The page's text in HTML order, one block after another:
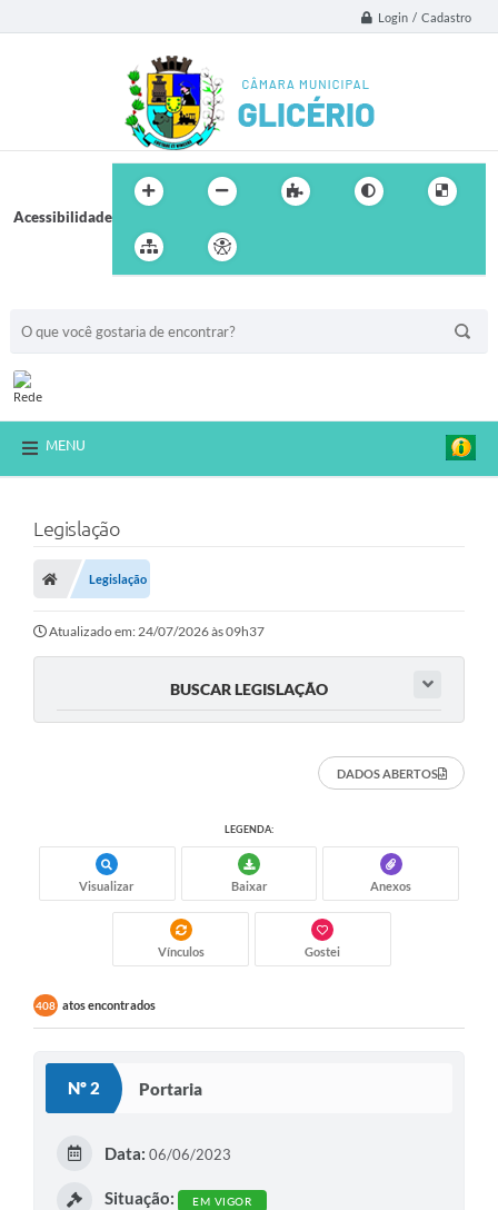
Login / Cadastro
Acessibilidade
MENU
Legislação
Legislação
Atualizado em: 24/07/2026 às 09h37
BUSCAR LEGISLAÇÃO
DADOS ABERTOS
LEGENDA:
Visualizar Baixar Anexos
Vínculos Gostei
408 atos encontrados
Nº 2 Portaria
Data: 06/06/2023
Situação: EM VIGOR